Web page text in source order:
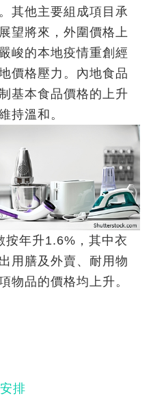
其他主要組成項目承
望將來，外圍價格上
峻的本地疫情重創經
價格壓力。內地食品
基本食品價格的上升
持溫和。
按年升1.6%，其中衣
用膳及外賣、耐用物
物品的價格均上升。
排